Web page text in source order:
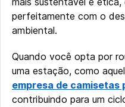
perfeitamente com o
ambiental.
Quando você opta por
uma estação, como
empresa de camisetas
contribuindo para um